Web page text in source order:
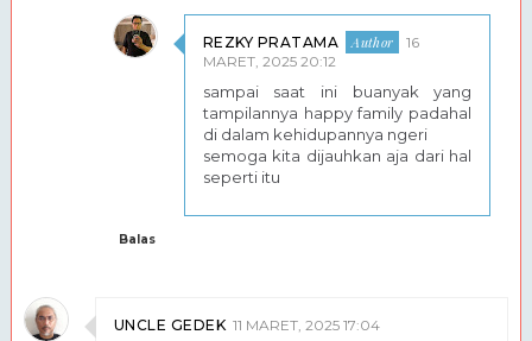
REZKY PRATAMA
16
MARET, 2025 20:12
sampai saat ini buanyak yang
tampilannya happy family padahal
di dalam kehidupannya ngeri
semoga kita dijauhkan aja dari hal
seperti itu
Balas
UNCLE GEDEK 11 MARET, 2025 17:04